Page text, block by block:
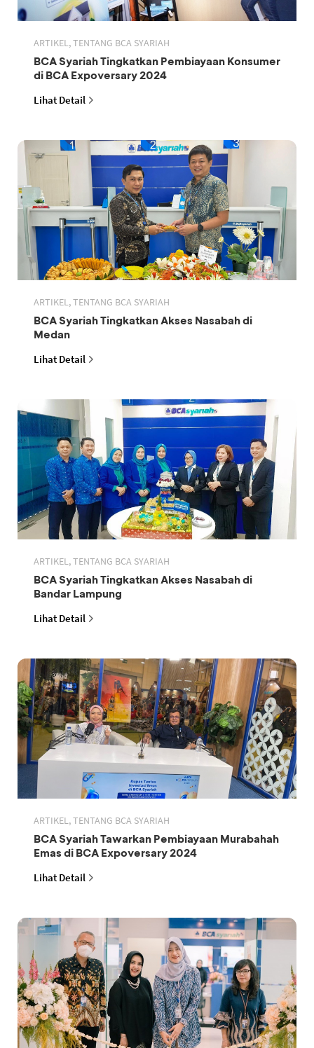
ARTIKEL, TENTANG BCA SYARIAH
BCA Syariah Tingkatkan Pembiayaan Konsumer
di BCA Expoversary 2024
Lihat Detail
ARTIKEL, TENTANG BCA SYARIAH
BCA Syariah Tingkatkan Akses Nasabah di
Medan
Lihat Detail
ARTIKEL, TENTANG BCA SYARIAH
BCA Syariah Tingkatkan Akses Nasabah di
Bandar Lampung
Lihat Detail
ARTIKEL, TENTANG BCA SYARIAH
BCA Syariah Tawarkan Pembiayaan Murabahah
Emas di BCA Expoversary 2024
Lihat Detail